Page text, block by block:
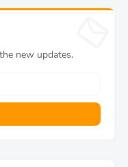
new updates.